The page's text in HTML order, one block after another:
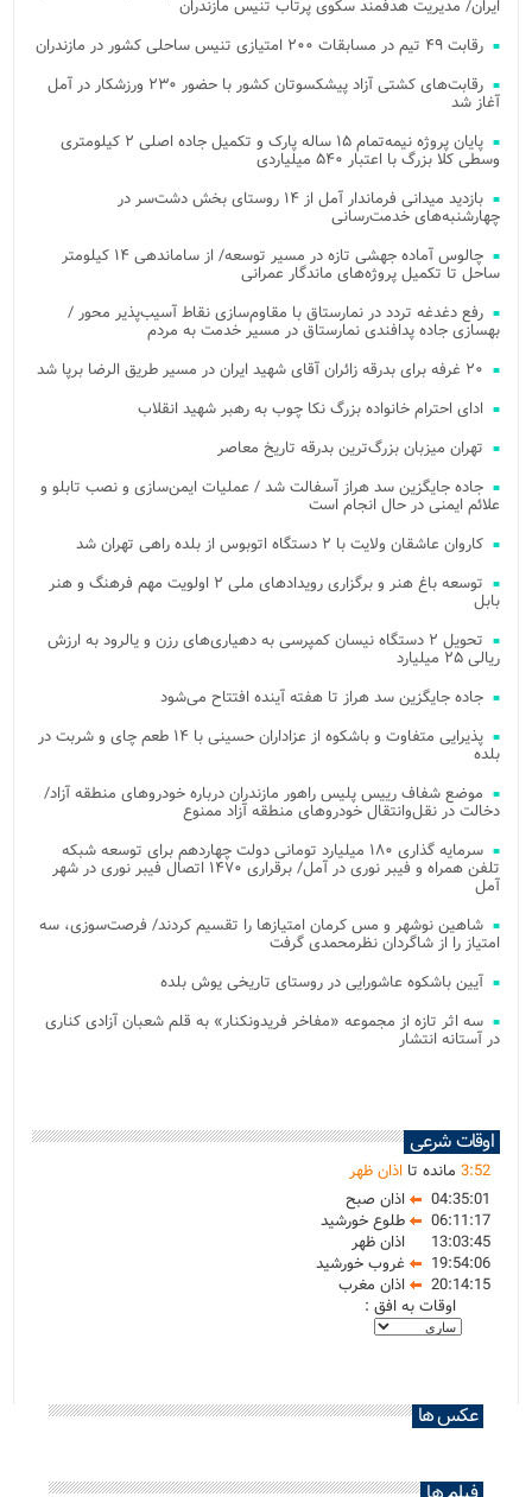
ایران/ مدیریت هدفمند سکوی پرتاب تنیس مازندران
رقابت ۴۹ تیم در مسابقات ۲۰۰ امتیازی تنیس ساحلی کشور در مازندران
رقابت‌های کشتی آزاد پیشکسوتان کشور با حضور ۲۳۰ ورزشکار در آمل
آغاز شد
پایان پروژه نیمه‌تمام ۱۵ ساله پارک و تکمیل جاده اصلی ۲ کیلومتری
وسطی کلا بزرگ با اعتبار ۵۴۰ میلیاردی
بازدید میدانی فرماندار آمل از ۱۴ روستای بخش دشت‌سر در
چهارشنبه‌های خدمت‌رسانی
چالوس آماده جهشی تازه در مسیر توسعه/ از ساماندهی ۱۴ کیلومتر
ساحل تا تکمیل پروژه‌های ماندگار عمرانی
رفع دغدغه تردد در نمارستاق با مقاوم‌سازی نقاط آسیب‌پذیر محور /
بهسازی جاده پدافندی نمارستاق در مسیر خدمت به مردم
۲۰ غرفه برای بدرقه زائران آقای شهید ایران در مسیر طریق الرضا برپا شد
ادای احترام خانواده بزرگ نکا چوب به رهبر شهید انقلاب
تهران میزبان بزرگ‌ترین بدرقه تاریخ معاصر
جاده جایگزین سد هراز آسفالت شد / عملیات ایمن‌سازی و نصب تابلو و
علائم ایمنی در حال انجام است
کاروان عاشقان ولایت با ۲ دستگاه اتوبوس از بلده راهی تهران شد
توسعه باغ هنر و برگزاری رویدادهای ملی ۲ اولویت مهم فرهنگ و هنر
بابل
تحویل ۲ دستگاه نیسان کمپرسی به دهیاری‌های رزن و یالرود به ارزش
ریالی ۲۵ میلیارد
جاده جایگزین سد هراز تا هفته آینده افتتاح می‌شود
پذیرایی متفاوت و باشکوه از عزاداران حسینی با ۱۴ طعم چای و شربت در
بلده
موضع شفاف رییس پلیس راهور مازندران درباره خودروهای منطقه آزاد/
دخالت در نقل‌وانتقال خودروهای منطقه آزاد ممنوع
سرمایه گذاری ۱۸۰ میلیارد تومانی دولت چهاردهم برای توسعه شبکه
تلفن همراه و فیبر نوری در آمل/ برقراری ۱۴۷۰ اتصال فیبر نوری در شهر
آمل
شاهین نوشهر و مس کرمان امتیازها را تقسیم کردند/ فرصت‌سوزی، سه
امتیاز را از شاگردان نظرمحمدی گرفت
آیین باشکوه عاشورایی در روستای تاریخی یوش بلده
سه اثر تازه از مجموعه «مفاخر فریدونکنار» به قلم شعبان آزادی کناری
در آستانه انتشار
اوقات شرعی
3:52 مانده تااذان ظهر
04:35:01
اذان صبح
06:11:17
طلوع خورشید
13:03:45
اذان ظهر
19:54:06
غروب خورشید
20:14:15
اذان مغرب
اوقات به افق :
عکس ها